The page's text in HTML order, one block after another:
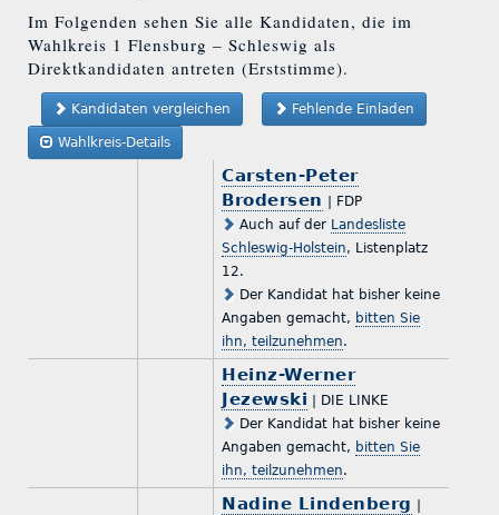
Im Folgenden sehen Sie alle Kandidaten, die im
Wahlkreis 1 Flensburg – Schleswig als
Direktkandidaten antreten (Erststimme).
Kandidaten vergleichen Fehlende Einladen
Wahlkreis-Details
Carsten-Peter
Brodersen | FDP
Auch auf der Landesliste
Schleswig-Holstein, Listenplatz
12.
Der Kandidat hat bisher keine
Angaben gemacht, bitten Sie
ihn, teilzunehmen.
Heinz-Werner
Jezewski | DIE LINKE
Der Kandidat hat bisher keine
Angaben gemacht, bitten Sie
ihn, teilzunehmen.
Nadine Lindenberg |